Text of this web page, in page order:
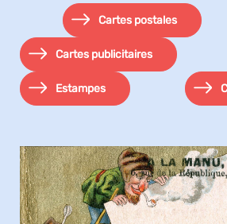
Cartes postales
Cartes publicitaires
Estampes